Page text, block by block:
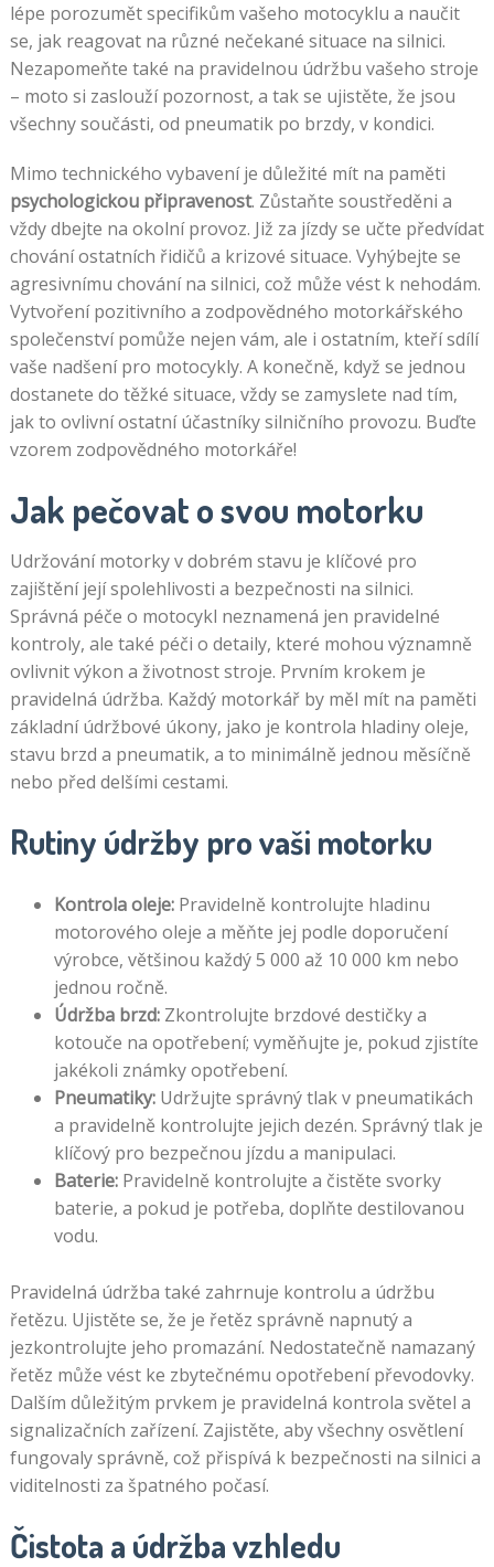
lépe porozumět specifikům vašeho motocyklu a naučit
se, jak reagovat na různé nečekané situace na silnici.
Nezapomeňte také na pravidelnou údržbu vašeho stroje
– moto si zaslouží pozornost, a tak se ujistěte, že jsou
všechny součásti, od pneumatik po brzdy, v kondici.
Mimo technického vybavení je důležité mít na paměti
psychologickou připravenost. Zůstaňte soustředěni a
vždy dbejte na okolní provoz. Již za jízdy se učte předvídat
chování ostatních řidičů a krizové situace. Vyhýbejte se
agresivnímu chování na silnici, což může vést k nehodám.
Vytvoření pozitivního a zodpovědného motorkářského
společenství pomůže nejen vám, ale i ostatním, kteří sdílí
vaše nadšení pro motocykly. A konečně, když se jednou
dostanete do těžké situace, vždy se zamyslete nad tím,
jak to ovlivní ostatní účastníky silničního provozu. Buďte
vzorem zodpovědného motorkáře!
Jak pečovat o svou motorku
Udržování motorky v dobrém stavu je klíčové pro
zajištění její spolehlivosti a bezpečnosti na silnici.
Správná péče o motocykl neznamená jen pravidelné
kontroly, ale také péči o detaily, které mohou významně
ovlivnit výkon a životnost stroje. Prvním krokem je
pravidelná údržba. Každý motorkář by měl mít na paměti
základní údržbové úkony, jako je kontrola hladiny oleje,
stavu brzd a pneumatik, a to minimálně jednou měsíčně
nebo před delšími cestami.
Rutiny údržby pro vaši motorku
Kontrola oleje:Pravidelně kontrolujte hladinu
motorového oleje a měňte jej podle doporučení
výrobce, většinou každý 5 000 až 10 000 km nebo
jednou ročně.
Údržba brzd:Zkontrolujte brzdové destičky a
kotouče na opotřebení; vyměňujte je, pokud zjistíte
jakékoli známky opotřebení.
Pneumatiky:Udržujte správný tlak v pneumatikách
a pravidelně kontrolujte jejich dezén. Správný tlak je
klíčový pro bezpečnou jízdu a manipulaci.
Baterie:Pravidelně kontrolujte a čistěte svorky
baterie, a pokud je potřeba, doplňte destilovanou
vodu.
Pravidelná údržba také zahrnuje kontrolu a údržbu
řetězu. Ujistěte se, že je řetěz správně napnutý a
jezkontrolujte jeho promazání. Nedostatečně namazaný
řetěz může vést ke zbytečnému opotřebení převodovky.
Dalším důležitým prvkem je pravidelná kontrola světel a
signalizačních zařízení. Zajistěte, aby všechny osvětlení
fungovaly správně, což přispívá k bezpečnosti na silnici a
viditelnosti za špatného počasí.
Čistota a údržba vzhledu